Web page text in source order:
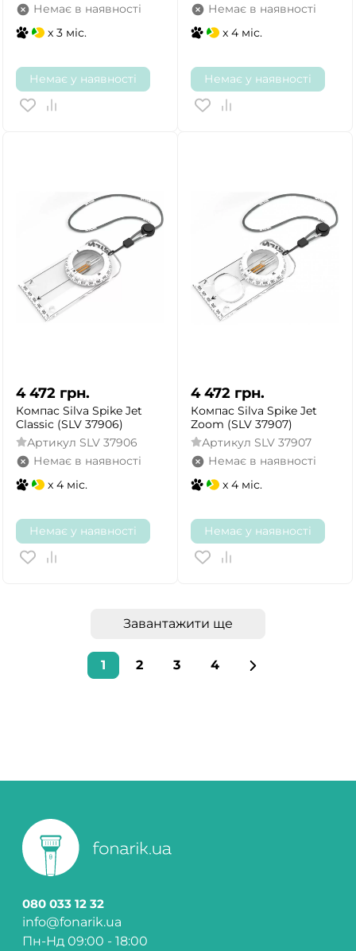
Немає в наявності
x 3 міс.
Немає у наявності
Немає в наявності
x 4 міс.
Немає у наявності
4 472 грн.
Компас Silva Spike Jet
Classic (SLV 37906)
Артикул SLV 37906
Немає в наявності
x 4 міс.
Немає у наявності
4 472 грн.
Компас Silva Spike Jet
Zoom (SLV 37907)
Артикул SLV 37907
Немає в наявності
x 4 міс.
Немає у наявності
Завантажити ще
1 2 3 4
080 033 12 32
info@fonarik.ua
Пн-Нд 09:00 - 18:00